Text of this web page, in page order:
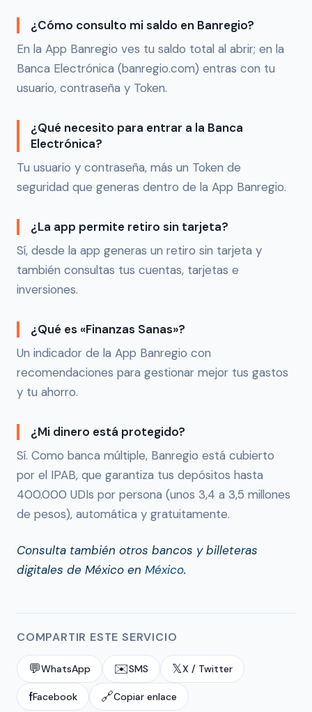
¿Cómo consulto mi saldo en Banregio?
En la App Banregio ves tu saldo total al abrir; en la
Banca Electrónica (banregio.com) entras con tu
usuario, contraseña y Token.
¿Qué necesito para entrar a la Banca
Electrónica?
Tu usuario y contraseña, más un Token de
seguridad que generas dentro de la App Banregio.
¿La app permite retiro sin tarjeta?
Sí, desde la app generas un retiro sin tarjeta y
también consultas tus cuentas, tarjetas e
inversiones.
¿Qué es «Finanzas Sanas»?
Un indicador de la App Banregio con
recomendaciones para gestionar mejor tus gastos
y tu ahorro.
¿Mi dinero está protegido?
Sí. Como banca múltiple, Banregio está cubierto
por el IPAB, que garantiza tus depósitos hasta
400.000 UDIs por persona (unos 3,4 a 3,5 millones
de pesos), automática y gratuitamente.
Consulta también otros bancos y billeteras
digitales de México en México.
COMPARTIR ESTE SERVICIO
💬WhatsApp ✉️SMS 𝕏X / Twitter
fFacebook 🔗Copiar enlace